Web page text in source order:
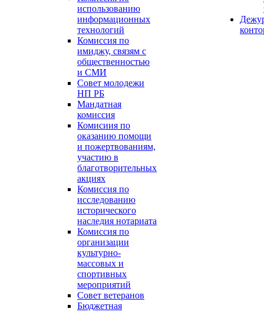
использованию
информационных
технологий
Комиссия по
имиджу, связям с
общественностью
и СМИ
Совет молодежи
НП РБ
Мандатная
комиссия
Комисиия по
оказанию помощи
и пожертвованиям,
участию в
благотворительных
акциях
Комиссия по
исследованию
исторического
наследия нотариата
Комиссия по
организации
культурно-
массовых и
спортивных
мероприятий
Совет ветеранов
Бюджетная